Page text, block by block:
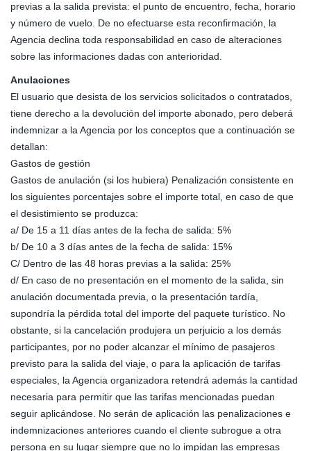
previas a la salida prevista: el punto de encuentro, fecha, horario
y número de vuelo. De no efectuarse esta reconfirmación, la
Agencia declina toda responsabilidad en caso de alteraciones
sobre las informaciones dadas con anterioridad.
Anulaciones
El usuario que desista de los servicios solicitados o contratados,
tiene derecho a la devolución del importe abonado, pero deberá
indemnizar a la Agencia por los conceptos que a continuación se
detallan:
Gastos de gestión
Gastos de anulación (si los hubiera) Penalización consistente en
los siguientes porcentajes sobre el importe total, en caso de que
el desistimiento se produzca:
a/ De 15 a 11 días antes de la fecha de salida: 5%
b/ De 10 a 3 días antes de la fecha de salida: 15%
C/ Dentro de las 48 horas previas a la salida: 25%
d/ En caso de no presentación en el momento de la salida, sin
anulación documentada previa, o la presentación tardía,
supondría la pérdida total del importe del paquete turístico. No
obstante, si la cancelación produjera un perjuicio a los demás
participantes, por no poder alcanzar el mínimo de pasajeros
previsto para la salida del viaje, o para la aplicación de tarifas
especiales, la Agencia organizadora retendrá además la cantidad
necesaria para permitir que las tarifas mencionadas puedan
seguir aplicándose. No serán de aplicación las penalizaciones e
indemnizaciones anteriores cuando el cliente subrogue a otra
persona en su lugar siempre que no lo impidan las empresas